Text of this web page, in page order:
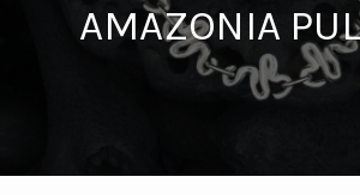
AMAZONIA